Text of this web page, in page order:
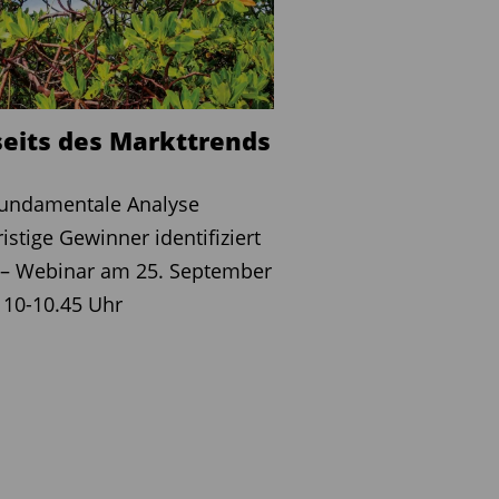
des Markttrends
Analyse
Gewinner identifiziert
Webinar am 25. September
10.45 Uhr